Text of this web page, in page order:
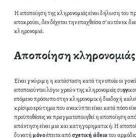
Η αποποίηση της κληρονομιάς είναι δήλωση του
αποκρούει, δεν δέχεται την επαχθείσα σ’ αυτόν εκ
κληρονομιά.
Αποποίηση
Είναι γνώριμη η κατάσταση κατά την οποία οι
αποποιούνται λόγω χρεών της κληρονομιάς
επόμενο πρόσωπο στην κληρονομική διαδοχή
κρίσιμο ερώτημα που ανακύπτει είναι κατά πόσο
προϋποθέσεις να πραγματοποιηθεί η αποποίηση
απάντηση είναι μια και κατηγορηματική: Η
δυνατήμόνοέπειτα απόσχετική άδειατου